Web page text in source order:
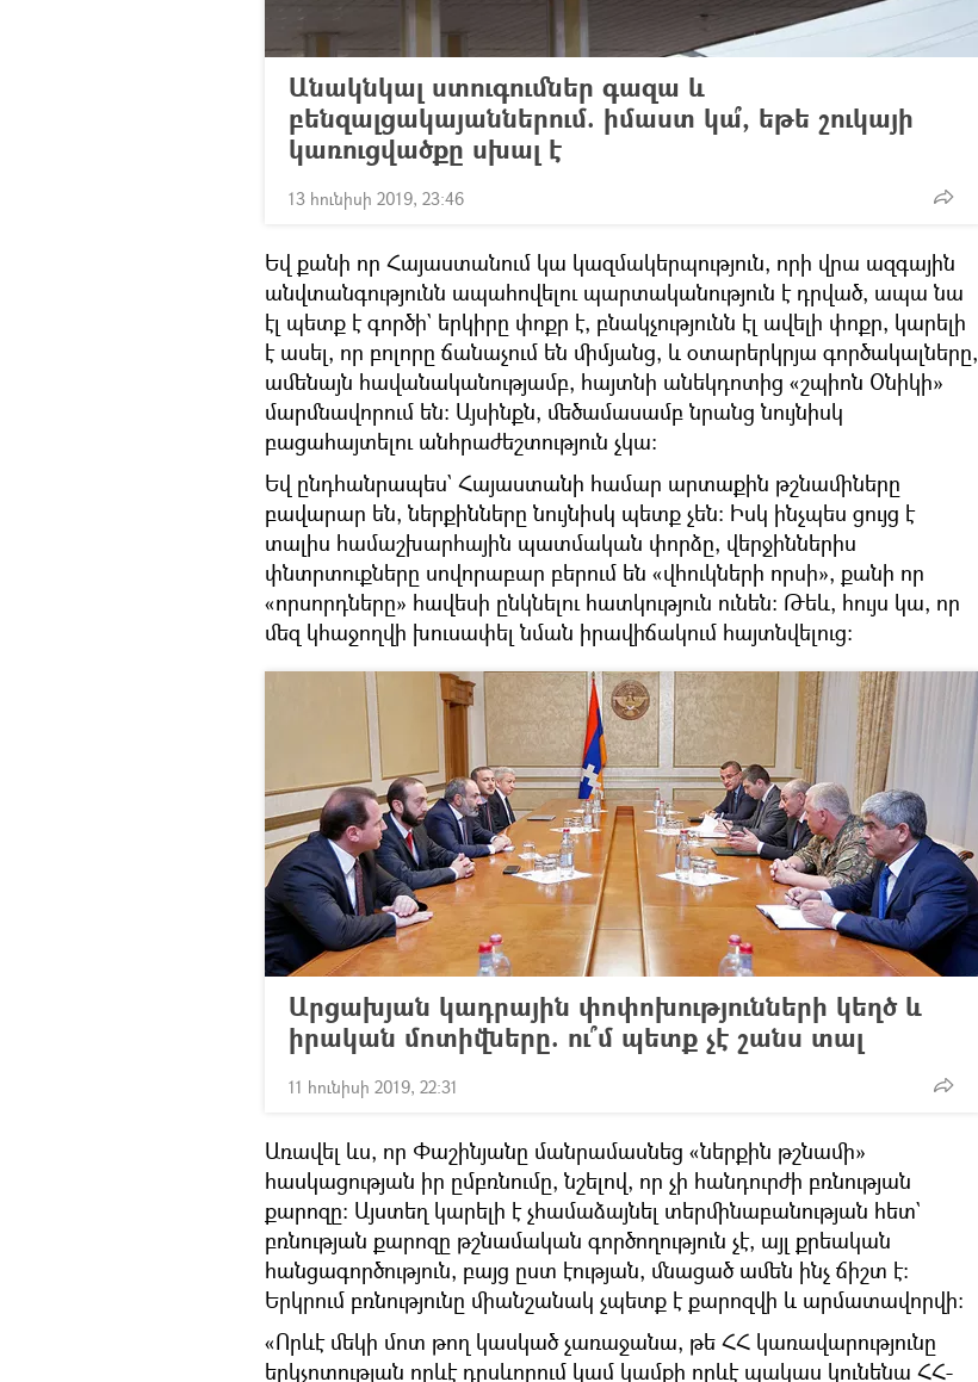
Անակնկալ ստուգումներ գազա և
բենզալցակայաններում. իմաստ կա՞, եթե շուկայի
կառուցվածքը սխալ է
13 հունիսի 2019, 23:46
Եվ քանի որ Հայաստանում կա կազմակերպություն, որի վրա ազգային
անվտանգությունն ապահովելու պարտականություն է դրված, ապա նա
էլ պետք է գործի` երկիրը փոքր է, բնակչությունն էլ ավելի փոքր, կարելի
է ասել, որ բոլորը ճանաչում են միմյանց, և օտարերկրյա գործակալները,
ամենայն հավանականությամբ, հայտնի անեկդոտից «շպիոն Օնիկի»
մարմնավորում են։ Այսինքն, մեծամասամբ նրանց նույնիսկ
բացահայտելու անհրաժեշտություն չկա։
Եվ ընդհանրապես` Հայաստանի համար արտաքին թշնամիները
բավարար են, ներքինները նույնիսկ պետք չեն։ Իսկ ինչպես ցույց է
տալիս համաշխարհային պատմական փորձը, վերջիններիս
փնտրտուքները սովորաբար բերում են «վհուկների որսի», քանի որ
«որսորդները» հավեսի ընկնելու հատկություն ունեն։ Թեև, հույս կա, որ
մեզ կհաջողվի խուսափել նման իրավիճակում հայտնվելուց։
Արցախյան կադրային փոփոխությունների կեղծ և
իրական մոտիվները. ու՞մ պետք չէ շանս տալ
11 հունիսի 2019, 22:31
Առավել ևս, որ Փաշինյանը մանրամասնեց «ներքին թշնամի»
հասկացության իր ըմբռնումը, նշելով, որ չի հանդուրժի բռնության
քարոզը։ Այստեղ կարելի է չհամաձայնել տերմինաբանության հետ`
բռնության քարոզը թշնամական գործողություն չէ, այլ քրեական
հանցագործություն, բայց ըստ էության, մնացած ամեն ինչ ճիշտ է։
Երկրում բռնությունը միանշանակ չպետք է քարոզվի և արմատավորվի։
«Որևէ մեկի մոտ թող կասկած չառաջանա, թե ՀՀ կառավարությունը
երկչոտության որևէ դրսևորում կամ կամքի որևէ պակաս կունենա ՀՀ-